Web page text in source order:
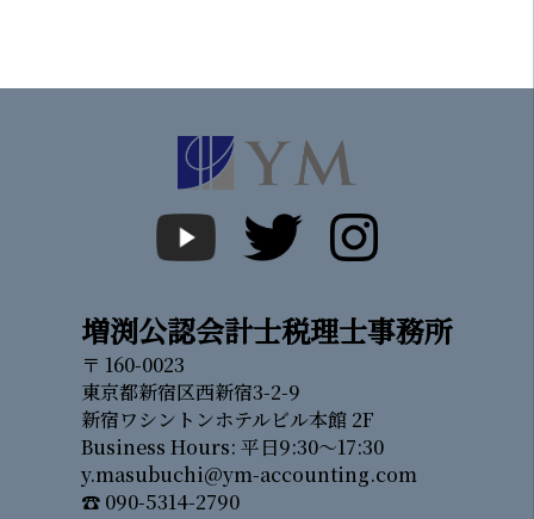
増渕公認会計士税理士事務所
〒 160-0023
東京都新宿区西新宿3-2-9
新宿ワシントンホテルビル本館 2F
Business Hours: 平日9:30～17:30
y.masubuchi@ym-accounting.com
☎ 090-5314-2790